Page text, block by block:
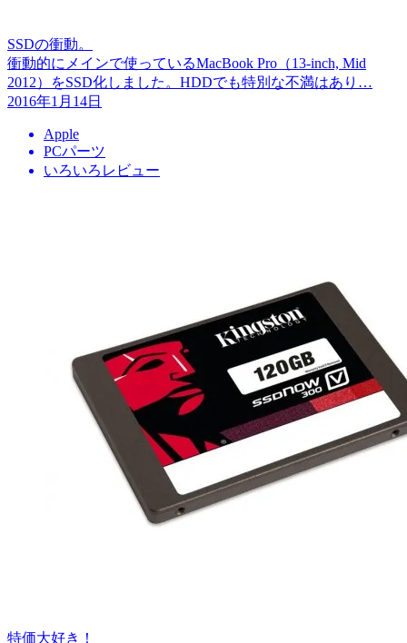
SSDの衝動。
衝動的にメインで使っているMacBook Pro（13-inch, Mid
2012）をSSD化しました。HDDでも特別な不満はあり…
2016年1月14日
Apple
PCパーツ
いろいろレビュー
特価大好き！